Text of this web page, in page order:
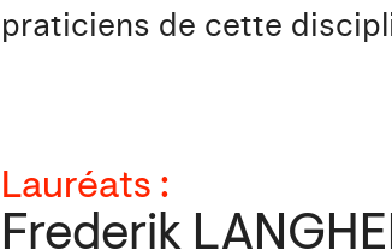
praticiens de cette
Lauréats :
Frederik